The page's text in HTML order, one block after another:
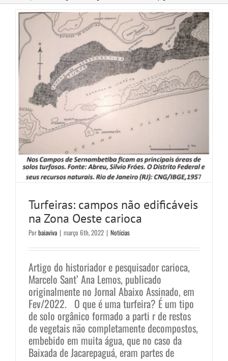
Turfeiras: campos não edificáveis
na Zona Oeste carioca
Porbaiaviva | março 6th, 2022 | Notícias
Artigo do historiador e pesquisador carioca,
Marcelo Sant’ Ana Lemos, publicado
originalmente no Jornal Abaixo Assinado, em
Fev/2022. O que é uma turfeira? É um tipo
de solo orgânico formado a parti r de restos
de vegetais não completamente decompostos,
embebido em muita água, que no caso da
Baixada de Jacarepaguá, eram partes de